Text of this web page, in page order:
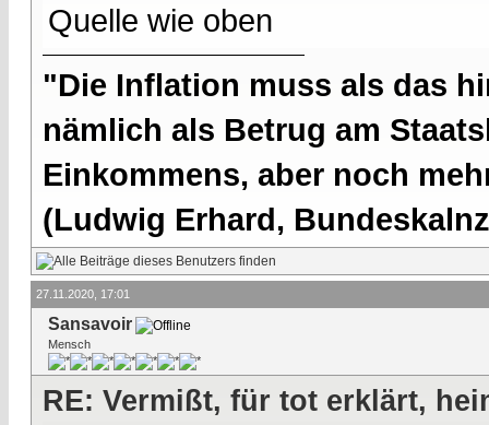
Quelle wie oben
"Die Inflation muss als das
nämlich als Betrug am
Einkommens, aber noch
(Ludwig Erhard,
27.11.2020, 17:01
Sansavoir
Mensch
RE: Vermißt, für tot erklärt,